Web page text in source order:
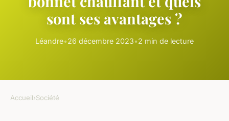
sont ses avantages ?
Léandre•26 décembre 2023•2 min de lecture
Accueil›Société